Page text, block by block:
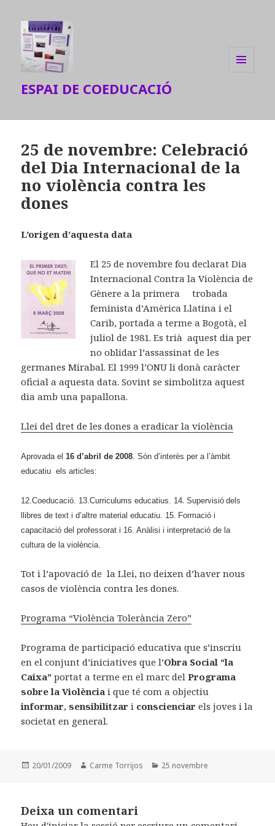
ESPAI DE COEDUCACIÓ
25 de novembre: Celebració
del Dia Internacional de la
no violència contra les
dones
L’origen d’aquesta data
El 25 de novembre fou declarat Dia
Internacional Contra la Violència de
Gènere a la primera trobada
feminista d’Amèrica Llatina i el
Carib, portada a terme a Bogotà, el
juliol de 1981. Es trià aquest dia per
no oblidar l’assassinat de les
germanes Mirabal. El 1999 l’ONU li donà caràcter
oficial a aquesta data. Sovint se simbolitza aquest
dia amb una papallona.
Llei del dret de les dones a eradicar la violència
Aprovada el16 d’abril de 2008. Són d’interès per a l’àmbit
educatiu els articles:
12.Coeducació. 13.Curriculums educatius. 14. Supervisió dels
llibres de text i d’altre material educatiu. 15. Formació i
capacitaciódel professorat i 16. Anàlisi i interpretació de la
cultura de la violència.
Tot i l’apovació de la Llei, no deixen d’haver nous
casos de violència contra les dones.
Programa “Violència Tolerància Zero”
Programa de participació educativa que s’inscriu
en el conjunt d’iniciatives que l’Obra Social “la
Caixa” portat a terme en el marc delPrograma
sobre la Violència i que té com a objectiu
informar,sensibilitzar i conscienciar els joves i la
societat en general.
Posted
20/01/2009 Author
Carme Torrijos Categories
25 novembre
Deixa un comentari